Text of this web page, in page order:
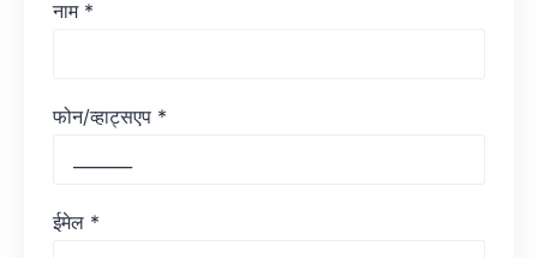
नाम *
फोन/व्हाट्सएप *
ईमेल *